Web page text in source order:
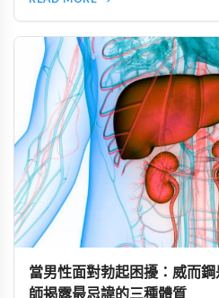
當男性面對勃起困擾：威而
師揭露最忌諱的三種體質